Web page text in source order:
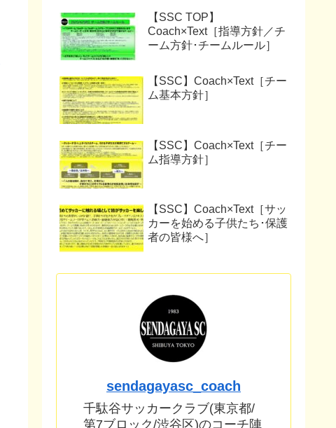
【SSC TOP】
Coach×Text［指導方針／チ
ーム方針･チームルール］
【SSC】Coach×Text［チー
ム基本方針］
【SSC】Coach×Text［チー
ム指導方針］
【SSC】Coach×Text［サッ
カーを始める子供たち･保護
者の皆様へ］
sendagayasc_coach
千駄谷サッカークラブ(東京都/
第7ブロック/渋谷区)のコーチ陣